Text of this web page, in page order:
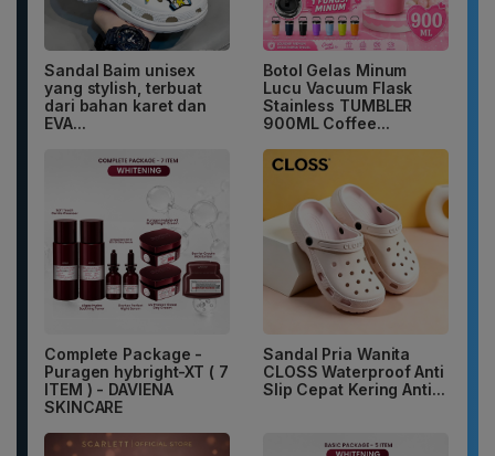
Sandal Baim unisex
yang stylish, terbuat
dari bahan karet dan
EVA...
Botol Gelas Minum
Lucu Vacuum Flask
Stainless TUMBLER
900ML Coffee...
Complete Package -
Puragen hybright-XT ( 7
ITEM ) - DAVIENA
SKINCARE
Sandal Pria Wanita
CLOSS Waterproof Anti
Slip Cepat Kering Anti...